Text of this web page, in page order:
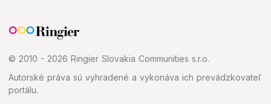
© 2010 - 2026 Ringier Slovakia Communities s.r.o.
Autorské práva sú vyhradené a vykonáva ich prevádzkovateľ
portálu.